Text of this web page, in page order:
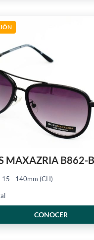
MAXAZRIA B862-
15 - 140mm (CH)
CONOCER